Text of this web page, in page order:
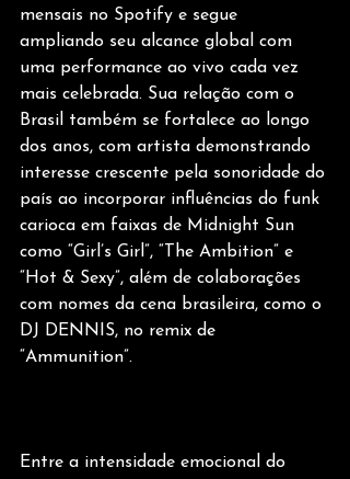
mensais no Spotify e segue
ampliando seu alcance global com
uma performance ao vivo cada vez
mais celebrada. Sua relação com o
Brasil também se fortalece ao longo
dos anos, com artista demonstrando
interesse crescente pela sonoridade do
país ao incorporar influências do funk
carioca em faixas de Midnight Sun
como “Girl’s Girl”, “The Ambition” e
“Hot & Sexy”, além de colaborações
com nomes da cena brasileira, como o
DJ DENNIS, no remix de
“Ammunition”.
Entre a intensidade emocional do